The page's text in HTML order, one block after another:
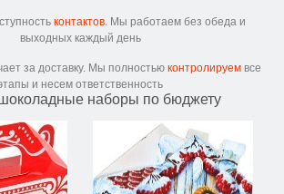
контактов. Мы работаем без обеда и
выходных каждый день
за доставку. Мы полностью контролируем все
и несем ответственность
наборы по бюджету